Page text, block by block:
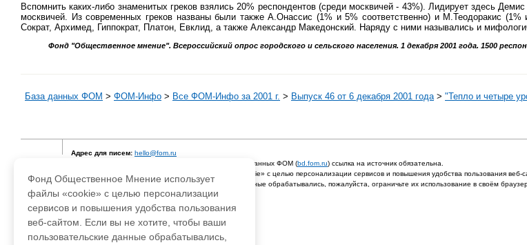
Вспомнить каких-либо знаменитых греков взялись 20% респондентов (среди москвичей - 43%). Лидирует здесь
москвичей. Из современных греков названы были также А.Онассис (1% и 5% соответственно) и М.Теодоракис
Сократ, Архимед, Гиппократ, Платон, Евклид, а также Александр Македонский. Наряду с ними назывались и
Фонд "Общественное мнение". Всероссийский опрос городского и сельского населения. 1 декабря 2001 года. 1500
База данных ФОМ > ФOM-Инфо > Все ФОМ-Инфо за 2001 г. > Выпуск 46 от 6 декабря 2001 года> "Тепло и четыре
Адрес для писем: hello@fom.ru
и базы данных ФОМ (bd.fom.ru) ссылка на источник обязательна.
Фонд Общественное Мнение использует файлы «cookie» с целью персонализации сервисов и повышения удобства пользования веб-
Если вы не хотите, чтобы ваши пользовательские данные обрабатывались, пожалуйста, ограничьте их использование в своём
© 2003-2019 Фонд "Общественное мнение"
Фонд Общественное Мнение использует
файлы «cookie» с целью персонализации
сервисов и повышения удобства пользования
веб-сайтом. Если вы не хотите, чтобы ваши
пользовательские данные обрабатывались,